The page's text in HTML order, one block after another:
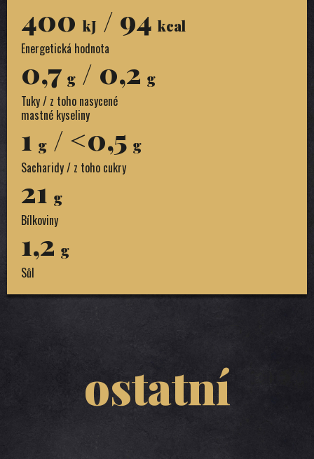
400 kJ / 94 kcal
Energetická hodnota
0,7 g / 0,2 g
Tuky / z toho nasycené
mastné kyseliny
1 g / <0,5 g
Sacharidy / z toho cukry
21 g
Bílkoviny
1,2 g
Sůl
ostatní